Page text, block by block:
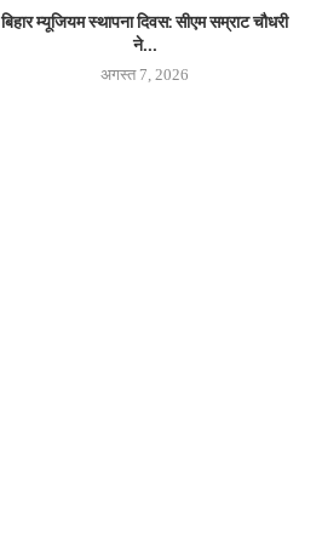
बिहार म्यूजियम स्थापना दिवस: सीएम सम्राट चौधरी
ने...
अगस्त 7, 2026